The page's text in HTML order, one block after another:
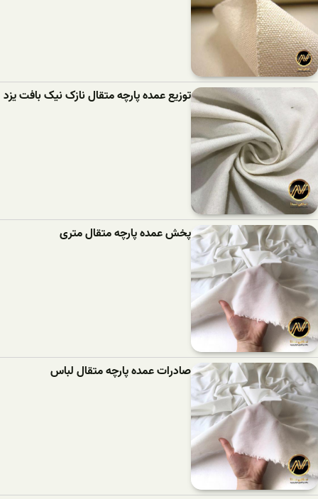
توزیع عمده پارچه متقال نازک نیک بافت یزد
پخش عمده پارچه متقال متری
صادرات عمده پارچه متقال لباس